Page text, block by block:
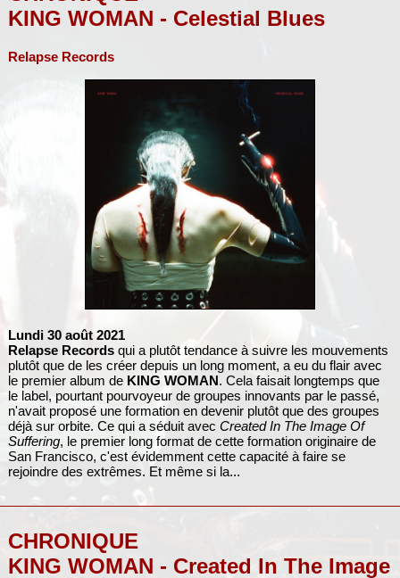
KING WOMAN - Celestial Blues
Relapse Records
Lundi 30 août 2021
Relapse Recordsqui a plutôt tendance à suivre les mouvements
plutôt que de les créer depuis un long moment, a eu du flair avec
le premier album de KING WOMAN. Cela faisait longtemps que
le label, pourtant pourvoyeur de groupes innovants par le passé,
n'avait proposé une formation en devenir plutôt que des groupes
déjà sur orbite. Ce qui a séduit avec Created In The Image Of
Suffering, le premier long format de cette formation originaire de
San Francisco, c'est évidemment cette capacité à faire se
rejoindre des extrêmes. Et même si la...
CHRONIQUE
KING WOMAN - Created In The Image